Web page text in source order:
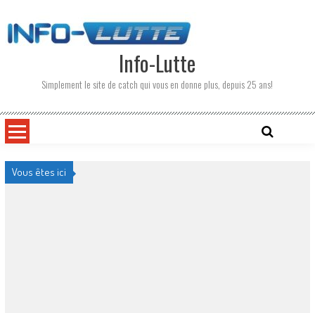
to
content
Info-Lutte
Simplement le site de catch qui vous en donne plus, depuis 25 ans!
Vous êtes ici